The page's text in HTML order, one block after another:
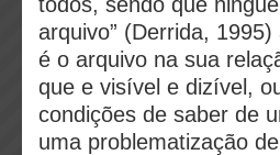
arquivo” (Derrida,
é o arquivo na sua
que e visível e dizível,
condições de saber de
uma problematização